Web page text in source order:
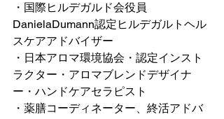
・国際ヒルデガルド会役員
DanielaDumann認定ヒルデガルトヘル
スケアアドバイザー
・日本アロマ環境協会・認定インスト
ラクター・アロマブレンドデザイナ
ー・ハンドケアセラピスト
・薬膳コーディネーター、終活アドバ